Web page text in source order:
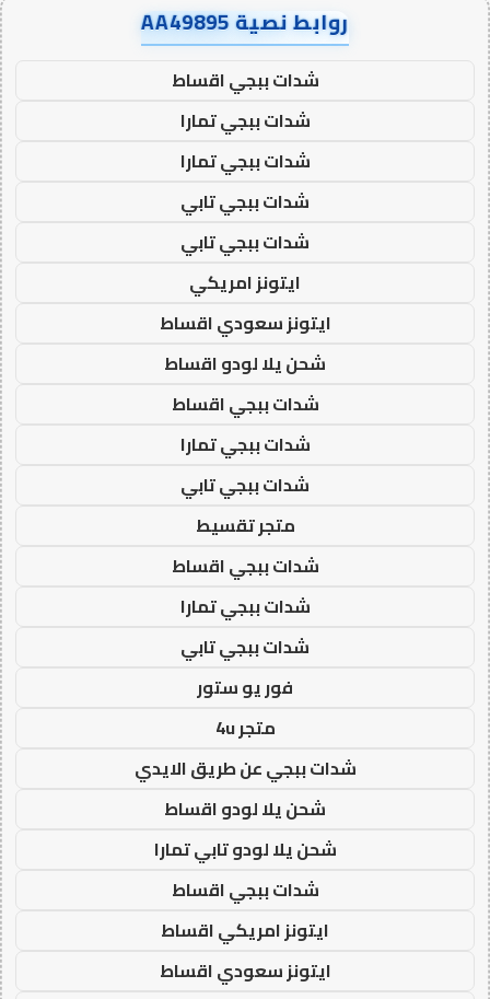
روابط نصية AA49895
شدات ببجي اقساط
شدات ببجي تمارا
شدات ببجي تمارا
شدات ببجي تابي
شدات ببجي تابي
ايتونز امريكي
ايتونز سعودي اقساط
شحن يلا لودو اقساط
شدات ببجي اقساط
شدات ببجي تمارا
شدات ببجي تابي
متجر تقسيط
شدات ببجي اقساط
شدات ببجي تمارا
شدات ببجي تابي
فور يو ستور
متجر 4u
شدات ببجي عن طريق الايدي
شحن يلا لودو اقساط
شحن يلا لودو تابي تمارا
شدات ببجي اقساط
ايتونز امريكي اقساط
ايتونز سعودي اقساط